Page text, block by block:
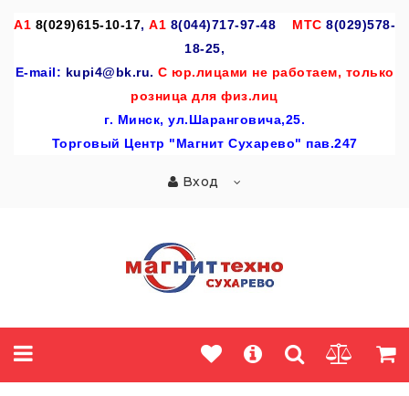
A1 8(029)615-10-17, А1 8(044)717-97-48 МТС 8(029)578-
18-25,
E-mail: kupi4@bk.ru. С юр.лицами не работаем, только
розница для физ.лиц
г. Минск, ул.Шаранговича,25.
Торговый Центр "Магнит Сухарево" пав.247
Вход